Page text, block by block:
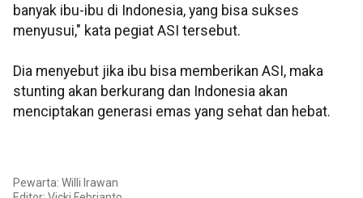
banyak ibu-ibu di Indonesia, yang bisa sukses
menyusui," kata pegiat ASI tersebut.
Dia menyebut jika ibu bisa memberikan ASI, maka
stunting akan berkurang dan Indonesia akan
menciptakan generasi emas yang sehat dan hebat.
Pewarta: Willi Irawan